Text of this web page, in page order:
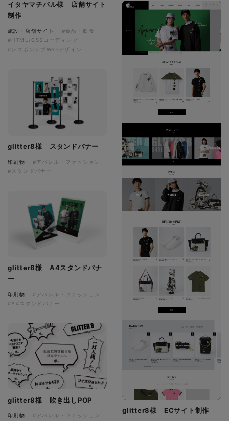
イタヤマチバル様 店舗サイト
制作
施設・店舗サイト
#食品・飲食
#HTML/CSSコーディング
#レスポンシブWebデザイン
glitter8様 ECサイト制作
glitter8様 スタンドバナー
印刷物
#アパレル・ファッション
#スタンドバナー
glitter8様 A4スタンドバナ
ー
印刷物
#アパレル・ファッション
#A4スタンドバナー
glitter8様 吹き出しPOP
印刷物
#アパレル・ファッション